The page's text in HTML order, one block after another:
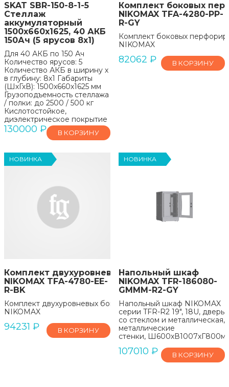
SKAT SBR-150-8-1-5
Стеллаж
аккумуляторный
1500х660х1625, 40 АКБ
150Ач (5 ярусов 8х1)
Для 40 АКБ по 150 Ач
Количество ярусов: 5
Количество АКБ в ширину х
в глубину: 8х1 Габариты
(ШхГхВ): 1500х660х1625 мм
Грузоподъемность стеллажа
/ полки: до 2500 / 500 кг
Кислотостойкое,
диэлектрическое покрытие
130000 ₽ В КОРЗИНУ
Комплект боковых
NIKOMAX TFA-4280-PP-
R-GY
Комплект боковых
NIKOMAX
82062 ₽ В КОРЗИНУ
НОВИНКА
Комплект двухуровневых боковых
NIKOMAX TFA-4780-EE-
R-BK
Комплект двухуровневых боковых перфорированных
NIKOMAX
94231 ₽ В КОРЗИНУ
НОВИНКА
Напольный шкаф
NIKOMAX TFR-186080-
GMMM-R2-GY
Напольный шкаф NIKOMAX
серии TFR-R2 19", 18U, дверь
со стеклом и металлическая,
металлические
стенки,
107010 ₽ В КОРЗИНУ